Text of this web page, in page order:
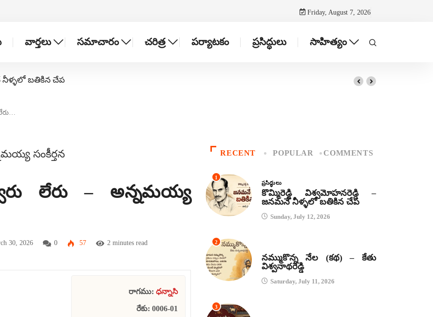
Friday, August 7, 2026
వార్తలు సమాచారం చరిత్ర పర్యాటకం ప్రసిద్ధులు సాహిత్యం
నీళ్ళలో బతికిన చేప
లేరు – అన్నమయ్య
30, 2026 0 57 2 minutes read
రాగము: ధన్నాసి
రేకు: 0006-01
RECENT POPULAR COMMENTS
1
ప్రసిద్ధులు
కొమ్మిరెడ్డి విశ్వమోహనరెడ్డి –
జనమనే నీళ్ళలో బతికిన చేప
Sunday, July 12, 2026
2
నమ్ముకొన్న నేల (కథ) – కేతు
విశ్వనాథరెడ్డి
Saturday, July 11, 2026
3